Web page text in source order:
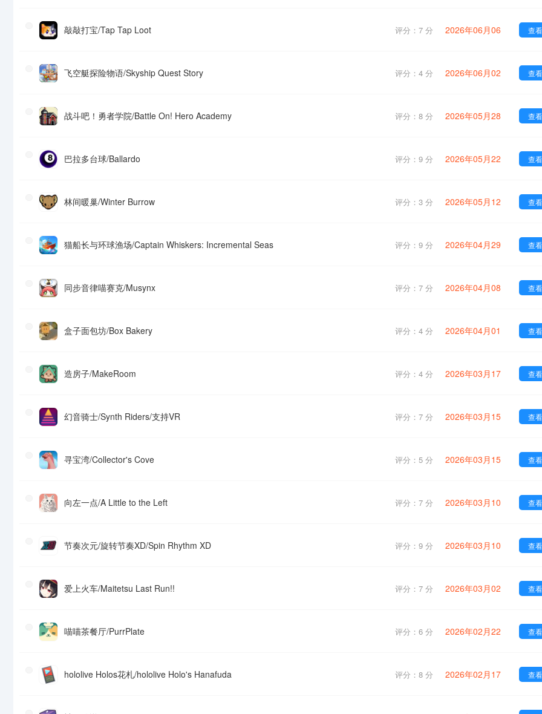
敲敲打宝/Tap Tap Loot 查看
评分：7 分 2026年06月06
飞空艇探险物语/Skyship Quest Story 查看
评分：4 分 2026年06月02
战斗吧！勇者学院/Battle On! Hero Academy 查看
评分：8 分 2026年05月28
巴拉多台球/Ballardo 查看
评分：9 分 2026年05月22
林间暖巢/Winter Burrow 查看
评分：3 分 2026年05月12
猫船长与环球渔场/Captain Whiskers: Incremental Seas 查看
评分：9 分 2026年04月29
同步音律喵赛克/Musynx 查看
评分：7 分 2026年04月08
盒子面包坊/Box Bakery 查看
评分：4 分 2026年04月01
造房子/MakeRoom 查看
评分：4 分 2026年03月17
幻音骑士/Synth Riders/支持VR 查看
评分：7 分 2026年03月15
寻宝湾/Collector's Cove 查看
评分：5 分 2026年03月15
向左一点/A Little to the Left 查看
评分：7 分 2026年03月10
节奏次元/旋转节奏XD/Spin Rhythm XD 查看
评分：9 分 2026年03月10
爱上火车/Maitetsu Last Run!! 查看
评分：7 分 2026年03月02
喵喵茶餐厅/PurrPlate 查看
评分：6 分 2026年02月22
hololive Holos花札/hololive Holo's Hanafuda 查看
评分：8 分 2026年02月17